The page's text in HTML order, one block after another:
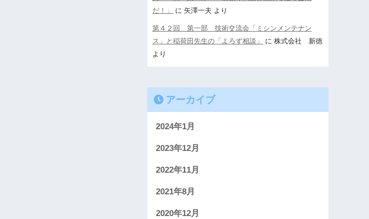
だ！」
に 矢澤一夫 より
第４２回 第一部 技術交流会「ミシンメンテナン
ス」と稲荷田先生の「よろず相談」
に株式会社 新徳
より
アーカイブ
2024年1月
2023年12月
2022年11月
2021年8月
2020年12月